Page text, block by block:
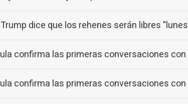
Trump dice que los rehenes serán libres
confirma las primeras conversaciones
confirma las primeras conversaciones